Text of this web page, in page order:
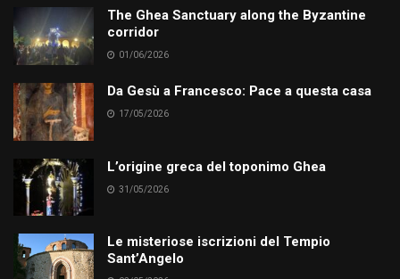
The Ghea Sanctuary along the Byzantine
corridor
01/06/2026
Da Gesù a Francesco: Pace a questa casa
17/05/2026
L’origine greca del toponimo Ghea
31/05/2026
Le misteriose iscrizioni del Tempio
Sant’Angelo